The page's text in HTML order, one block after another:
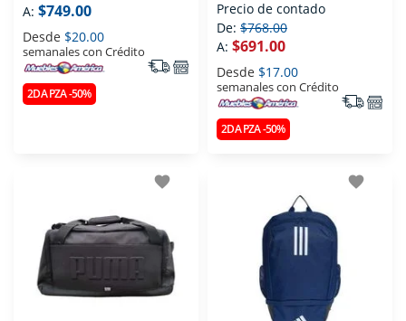
A: $749.00
Desde $20.00
semanales con Crédito
2DA PZA -50%
Precio de contado
De: $768.00
A: $691.00
Desde $17.00
semanales con Crédito
2DA PZA -50%
favorite favorite